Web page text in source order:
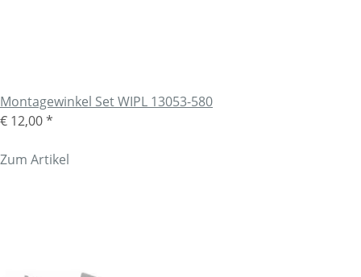
Montagewinkel Set WIPL 13053-580
€ 12,00*
Zum Artikel